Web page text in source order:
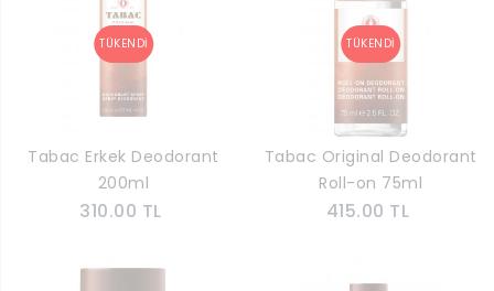
Tabac Erkek Deodorant
200ml
310.00 TL
Tabac Original Deodorant
Roll-on 75ml
415.00 TL